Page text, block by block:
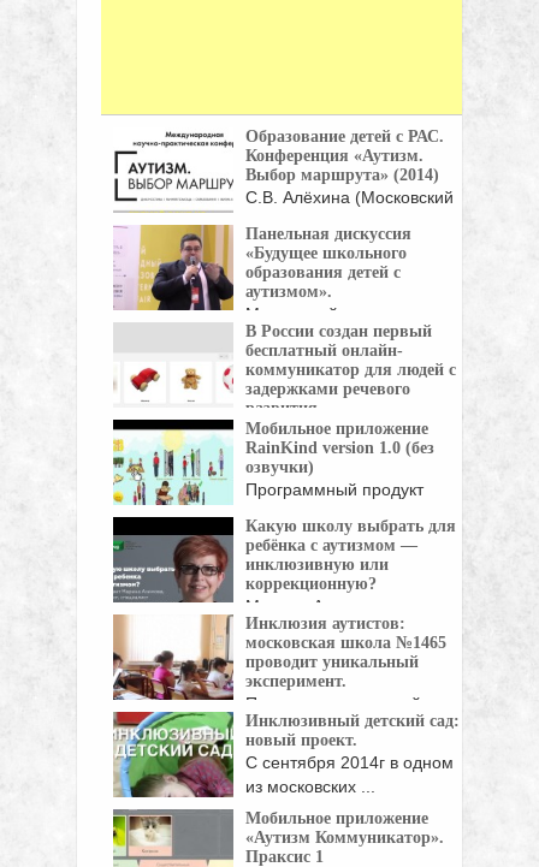
Образование детей с РАС.
Конференция «Аутизм.
Выбор маршрута» (2014)
С.В. Алёхина (Московский
педагогический университет,
Москва) ...
Панельная дискуссия
«Будущее школьного
образования детей с
аутизмом».
Московский международный
салон образования (ММСО)
В России создан первый
бесплатный онлайн-
коммуникатор для людей с
задержками речевого
развития.
Компания WaveAccess
завершила проект по разработке онлайн-
коммуникатора ...
Мобильное приложение
RainKind version 1.0 (без
озвучки)
Программный продукт
использоваться родителями
Какую школу выбрать для
ребёнка с аутизмом —
инклюзивную или
коррекционную?
Марина Азимова -
поведенческий аналитик,
Ed. M., ...
Инклюзия аутистов:
московская школа №1465
проводит уникальный
эксперимент.
Прозвенел последний
звонок, можно подводить
итоги. Семь детей-аутистов ...
Инклюзивный детский сад:
новый проект.
С сентября 2014г в одном
из московских ...
Мобильное приложение
«Аутизм Коммуникатор».
Праксис 1